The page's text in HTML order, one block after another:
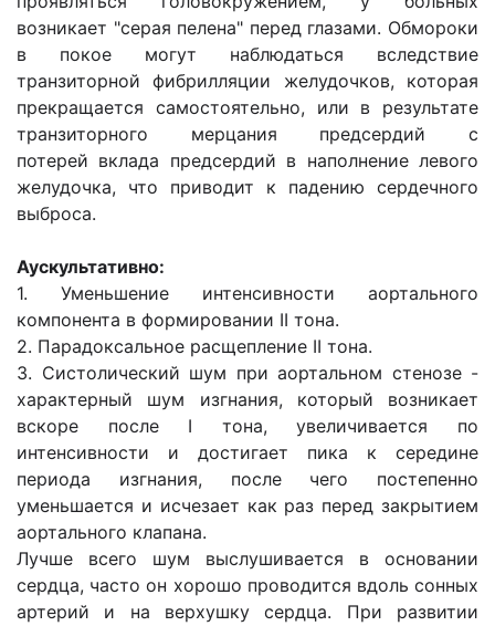
возникает "серая пелена" перед глазами. Обмороки
в покое могут наблюдаться вследствие
транзиторной фибрилляции желудочков, которая
прекращается самостоятельно, или в результате
транзиторного мерцания предсердий с
потерей вклада предсердий в наполнение левого
желудочка, что приводит к падению сердечного
выброса.
Аускультативно:
1. Уменьшение интенсивности аортального
компонента в формировании II тона.
2. Парадоксальное расщепление II тона.
3. Систолический шум при аортальном стенозе -
характерный шум изгнания, который возникает
вскоре после I тона, увеличивается по
интенсивности и достигает пика к середине
периода изгнания, после чего постепенно
уменьшается и исчезает как раз перед закрытием
аортального клапана.
Лучше всего шум выслушивается в основании
сердца, часто он хорошо проводится вдоль сонных
артерий и на верхушку сердца. При развитии